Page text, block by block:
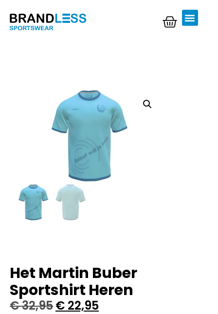
Het Martin Buber
Sportshirt Heren
€32,95€ 22,95